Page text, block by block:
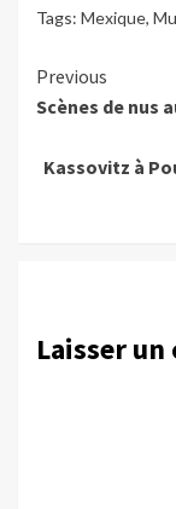
Tags: Mexique,
Continue
Reading
Previous
Scènes de nus
Kassovitz à
Laisser